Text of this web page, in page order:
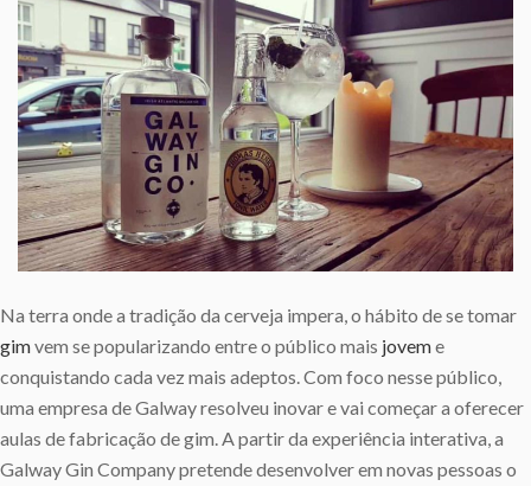
Na terra onde a tradição da cerveja impera, o hábito de se tomar
gimvem se popularizando entre o público mais joveme
conquistando cada vez mais adeptos. Com foco nesse público,
uma empresa de Galway resolveu inovar e vai começar a oferecer
aulas de fabricação de gim. A partir da experiência interativa, a
Galway Gin Company pretende desenvolver em novas pessoas o